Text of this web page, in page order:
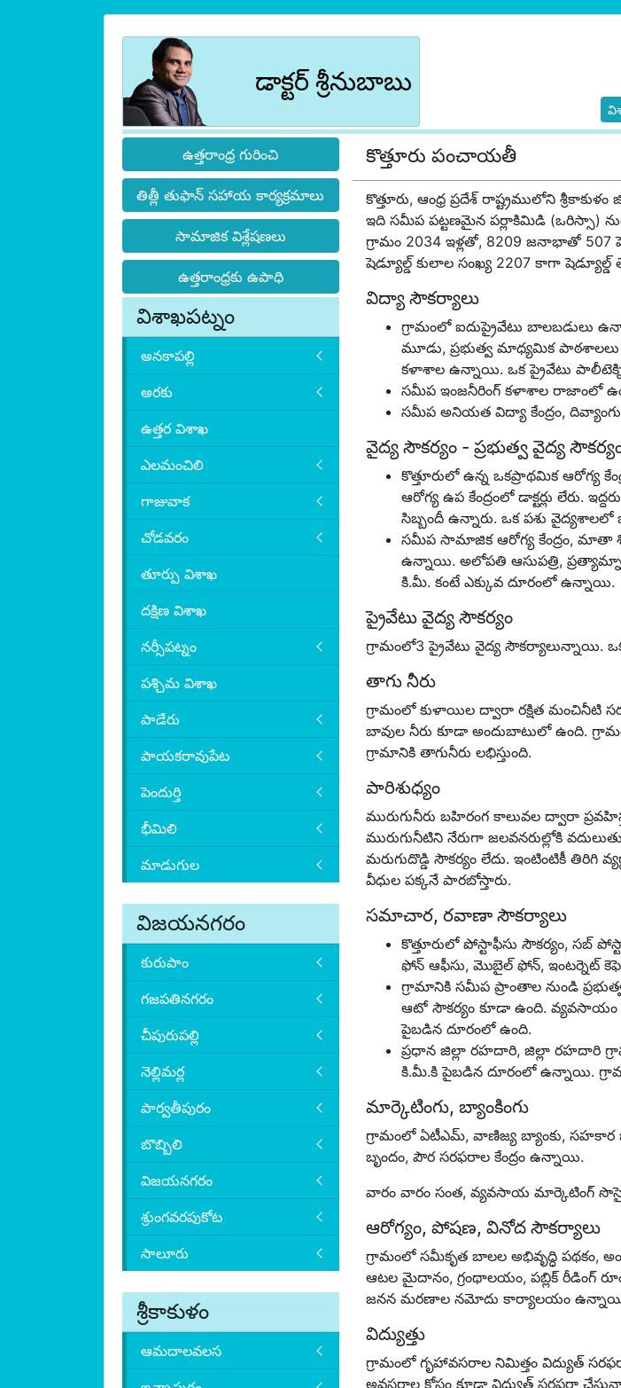
డాక్టర్ శ్రీనుబాబు
ఉత్తరాంధ్ర గురించి
తిత్లీ తుఫాన్ సహాయ కార్యక్రమాలు
సామాజిక విశ్లేషణలు
ఉత్తరాంధ్రకు ఉపాధి
విశాఖపట్నం
అనకాపల్లి
అరకు
ఉత్తర విశాఖ
ఎలమంచిలి
గాజువాక
చోడవరం
తూర్పు విశాఖ
దక్షిణ విశాఖ
నర్సీపట్నం
పశ్చిమ విశాఖ
పాడేరు
పాయకరావుపేట
పెందుర్తి
భీమిలి
మాడుగుల
విజయనగరం
కురుపాం
గజపతినగరం
చీపురుపల్లి
నెల్లిమర్ల
పార్వతీపురం
బొబ్బిలి
విజయనగరం
శ్రుంగవరపుకోట
సాలూరు
శ్రీకాకుళం
ఆమదాలవలస
కొత్తూరు పంచాయతీ
కొత్తూరు, ఆంధ్ర ప్రదేశ్ రాష్ట్రములోని
ఇది సమీప పట్టణమైన పర్లాకిమిడి (ఒరిస్సా)
గ్రామం 2034 ఇళ్లతో, 8209 జనాభాతో 507
షెడ్యూల్డ్ కులాల సంఖ్య 2207 కాగా షెడ్యూల్డ్
విద్యా సౌకర్యాలు
గ్రామంలో ఐదుప్రైవేటు బాలబడులు
మూడు, ప్రభుత్వ మాధ్యమిక పాఠశాలలు
కళాశాల ఉన్నాయి. ఒక ప్రైవేటు
సమీప ఇంజనీరింగ్ కళాశాల రాజాంలో
సమీప అనియత విద్యా కేంద్రం,
వైద్య సౌకర్యం - ప్రభుత్వ వైద్య
కొత్తూరులో ఉన్న ఒకప్రాథమిక ఆరోగ్య
ఆరోగ్య ఉప కేంద్రంలో డాక్టర్లు లేరు.
సిబ్బందీ ఉన్నారు. ఒక పశు వైద్యశాలలో
సమీప సామాజిక ఆరోగ్య కేంద్రం, మాతా
ఉన్నాయి. అలోపతి ఆసుపత్రి, ప్రత్యామ్నాయ
కి.మీ. కంటే ఎక్కువ దూరంలో ఉన్నాయి.
ప్రైవేటు వైద్య సౌకర్యం
గ్రామంలో3 ప్రైవేటు వైద్య సౌకర్యాలున్నాయి.
తాగు నీరు
గ్రామంలో కుళాయిల ద్వారా రక్షిత మంచినీటి
బావుల నీరు కూడా అందుబాటులో ఉంది.
గ్రామానికి తాగునీరు లభిస్తుంది.
పారిశుధ్యం
మురుగునీరు బహిరంగ కాలువల ద్వారా
మురుగునీటిని నేరుగా జలవనరుల్లోకి
మరుగుదొడ్డి సౌకర్యం లేదు. ఇంటింటికీ తిరిగి
వీధుల పక్కనే పారబోస్తారు.
సమాచార, రవాణా సౌకర్యాలు
కొత్తూరులో పోస్టాఫీసు సౌకర్యం, సబ్
ఫోన్ ఆఫీసు, మొబైల్ ఫోన్, ఇంటర్నెట్
గ్రామానికి సమీప ప్రాంతాల నుండి
ఆటో సౌకర్యం కూడా ఉంది. వ్యవసాయం
పైబడిన దూరంలో ఉంది.
ప్రధాన జిల్లా రహదారి, జిల్లా రహదారి
కి.మీ.కి పైబడిన దూరంలో ఉన్నాయి.
మార్కెటింగు, బ్యాంకింగు
గ్రామంలో ఏటీఎమ్, వాణిజ్య బ్యాంకు,
బృందం, పౌర సరఫరాల కేంద్రం ఉన్నాయి.
వారం వారం సంత, వ్యవసాయ మార్కెటింగ్
ఆరోగ్యం, పోషణ, వినోద సౌకర్యాలు
గ్రామంలో సమీకృత బాలల అభివృద్ధి పథకం,
ఆటల మైదానం, గ్రంథాలయం, పబ్లిక్ రీడింగ్
జనన మరణాల నమోదు కార్యాలయం ఉన్నాయి.
విద్యుత్తు
గ్రామంలో గృహావసరాల నిమిత్తం విద్యుత్
అవసరాల కోసం కూడా విద్యుత్ సరఫరా